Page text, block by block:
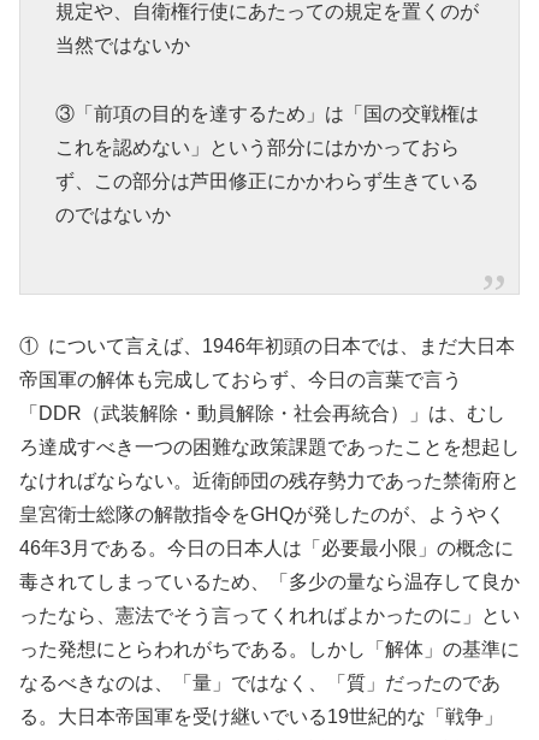
規定や、自衛権行使にあたっての規定を置くのが
当然ではないか
③「前項の目的を達するため」は「国の交戦権は
これを認めない」という部分にはかかっておら
ず、この部分は芦田修正にかかわらず生きている
のではないか
① について言えば、1946年初頭の日本では、まだ大日本
帝国軍の解体も完成しておらず、今日の言葉で言う
「DDR（武装解除・動員解除・社会再統合）」は、むし
ろ達成すべき一つの困難な政策課題であったことを想起し
なければならない。近衛師団の残存勢力であった禁衛府と
皇宮衛士総隊の解散指令をGHQが発したのが、ようやく
46年3月である。今日の日本人は「必要最小限」の概念に
毒されてしまっているため、「多少の量なら温存して良か
ったなら、憲法でそう言ってくれればよかったのに」とい
った発想にとらわれがちである。しかし「解体」の基準に
なるべきなのは、「量」ではなく、「質」だったのであ
る。大日本帝国軍を受け継いでいる19世紀的な「戦争」